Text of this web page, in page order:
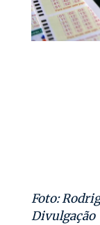
Foto:
Divulgação